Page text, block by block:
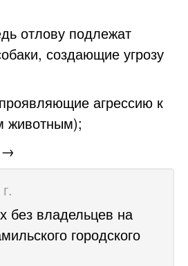
отлову подлежат
создающие угрозу
агрессию к
животным);
→
без владельцев на
городского